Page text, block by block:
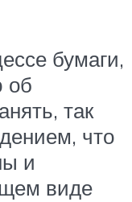
бумаги,
об
так
что
и
виде